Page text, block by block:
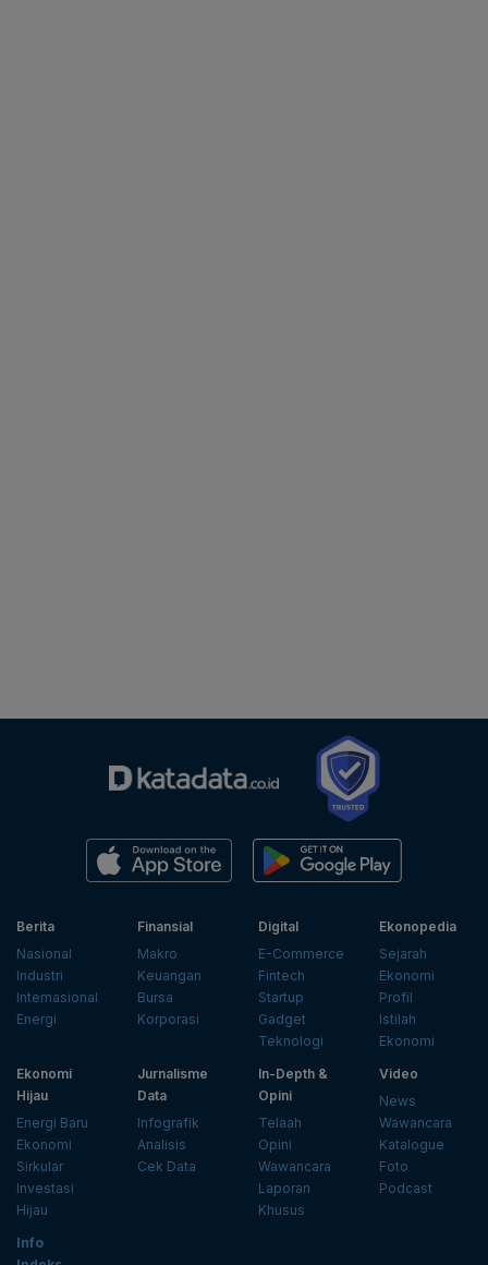
Berita
Nasional
Industri
Internasional
Energi
Finansial
Makro
Keuangan
Bursa
Korporasi
Digital
E-Commerce
Fintech
Startup
Gadget
Teknologi
Ekonopedia
Sejarah
Ekonomi
Profil
Istilah
Ekonomi
Ekonomi
Hijau
Energi Baru
Ekonomi
Sirkular
Investasi
Hijau
Jurnalisme
Data
Infografik
Analisis
Cek Data
In-Depth &
Opini
Telaah
Opini
Wawancara
Laporan
Khusus
Video
News
Wawancara
Katalogue
Foto
Podcast
Info